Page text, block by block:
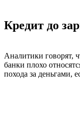
Кредит до
Аналитики говорят,
банки плохо
похода за деньгами,